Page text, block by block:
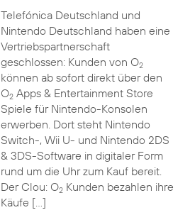
Telefónica Deutschland und
Nintendo Deutschland haben eine
Vertriebspartnerschaft
geschlossen: Kunden von O2
können ab sofort direkt über den
O2Apps & Entertainment Store
Spiele für Nintendo-Konsolen
erwerben. Dort steht Nintendo
Switch-, Wii U- und Nintendo 2DS
& 3DS-Software in digitaler Form
rund um die Uhr zum Kauf bereit.
Der Clou: O2Kunden bezahlen ihre
Käufe […]